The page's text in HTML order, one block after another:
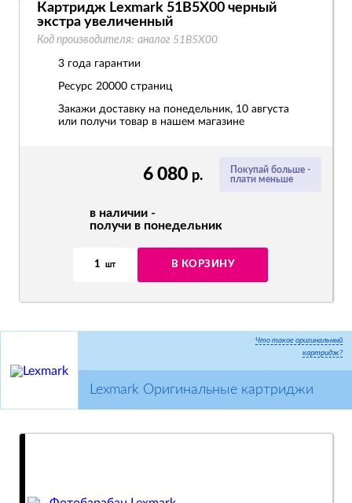
Покупай больше -
плати меньше
6 080 р.
в наличии -
получи в понедельник
1 шт В КОРЗИНУ
Картридж Lexmark 51B5X00 черный
экстра увеличенный
Код производителя: аналог 51B5X00
3 года гарантии
Ресурс 20000 страниц
Закажи доставку на понедельник, 10 августа
или получи товар в нашем магазине
Что такое оригинальный
картридж?
Lexmark Оригинальные картриджи